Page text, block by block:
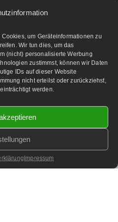
um Geräteinformationen zu
Wir tun dies, um das
(nicht) personalisierte Werbung
zustimmst, können wir Daten
IDs auf dieser Website
nicht erteilst oder zurückziehst,
werden.
Impressum
- Alle Rechte vorbehalten.
DF-Media.at